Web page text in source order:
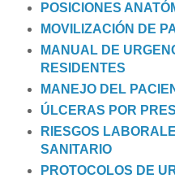
POSICIONES
MOVILIZACIÓN DE
MANUAL DE
RESIDENTES
MANEJO DEL
ÚLCERAS POR
RIESGOS
SANITARIO
PROTOCOLOS DE